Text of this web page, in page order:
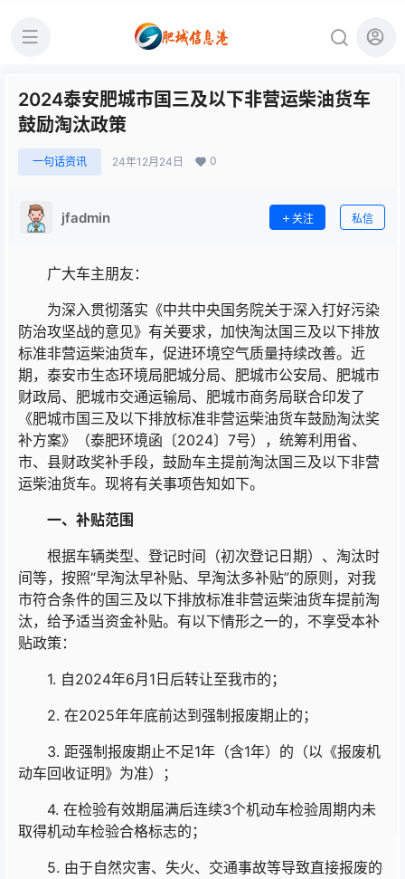
2024泰安肥城市国三及以下非营运柴油货车
鼓励淘汰政策
一句话资讯 24年12月24日 0
jfadmin 关注 私信
广大车主朋友：
为深入贯彻落实《中共中央国务院关于深入打好污染
防治攻坚战的意见》有关要求，加快淘汰国三及以下排放
标准非营运柴油货车，促进环境空气质量持续改善。近
期，泰安市生态环境局肥城分局、肥城市公安局、肥城市
财政局、肥城市交通运输局、肥城市商务局联合印发了
《肥城市国三及以下排放标准非营运柴油货车鼓励淘汰奖
补方案》（泰肥环境函〔2024〕7号），统筹利用省、
市、县财政奖补手段，鼓励车主提前淘汰国三及以下非营
运柴油货车。现将有关事项告知如下。
一、 补贴范围
根据车辆类型、登记时间（初次登记日期）、淘汰时
间等，按照“早淘汰早补贴、早淘汰多补贴”的原则，对我
市符合条件的国三及以下排放标准非营运柴油货车提前淘
汰，给予适当资金补贴。有以下情形之一的，不享受本补
贴政策：
1. 自2024年6月1日后转让至我市的；
2. 在2025年年底前达到强制报废期止的；
3. 距强制报废期止不足1年（含1年）的（以《报废机
动车回收证明》为准）；
4. 在检验有效期届满后连续3个机动车检验周期内未
取得机动车检验合格标志的；
5. 由于自然灾害、失火、交通事故等导致直接报废的